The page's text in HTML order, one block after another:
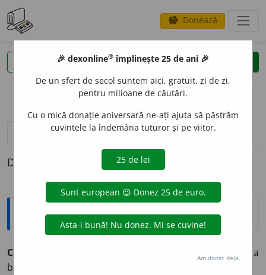
savings Donează
clear
opțiuni
definiții (1) pronunțievolume_up (1)
Definiția cu ID-ul 453230:
Explicative DEX
CALOMNI
a vorbi pe cineva de rău; a defăima, a
bârfi. (<
🎉 dexonline® împlinește 25 de ani 🎉
De un sfert de secol suntem aici, gratuit, zi de zi,
pentru milioane de căutări.
Cu o mică donație aniversară ne-ați ajuta să păstrăm
cuvintele la îndemâna tuturor și pe viitor.
Am donat deja.